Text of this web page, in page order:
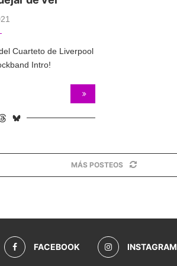
Cuarteto de Liverpool
Intro!
MÁS POSTEOS
FACEBOOK INSTAGRAM